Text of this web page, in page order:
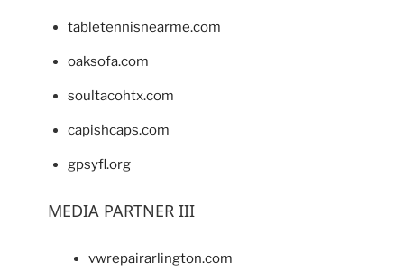
tabletennisnearme.com
oaksofa.com
soultacohtx.com
capishcaps.com
gpsyfl.org
MEDIA PARTNER III
vwrepairarlington.com